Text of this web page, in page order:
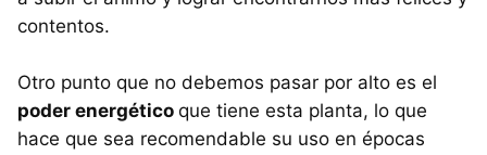
contentos.
Otro punto que no debemos pasar por alto es el
poder energético que tiene esta planta, lo que
hace que sea recomendable su uso en épocas